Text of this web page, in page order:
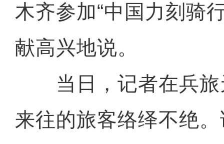
木齐参加“中国力刻骑
献高兴地说。
当日，记者在兵旅
来往的旅客络绎不绝